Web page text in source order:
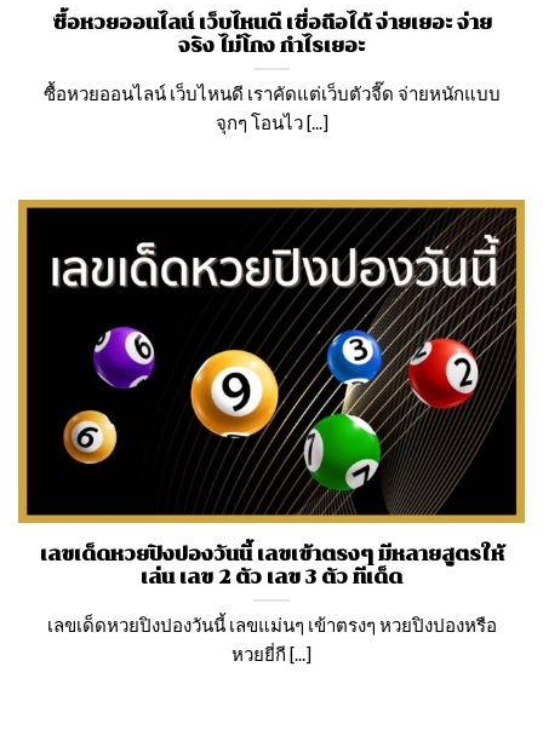
ซื้อหวยออนไลน์ เว็บไหนดี เชื่อถือได้ จ่ายเยอะ จ่าย
จริง ไม่โกง กำไรเยอะ
ซื้อหวยออนไลน์ เว็บไหนดี เราคัดแต่เว็บตัวจี๊ด จ่ายหนักแบบ
จุกๆ โอนไว [...]
เลขเด็ดหวยปิงปองวันนี้ เลขเข้าตรงๆ มีหลายสูตรให้
เล่น เลข 2 ตัว เลข 3 ตัว ทีเด็ด
เลขเด็ดหวยปิงปองวันนี้ เลขแม่นๆ เข้าตรงๆ หวยปิงปองหรือ
หวยยี่กี [...]